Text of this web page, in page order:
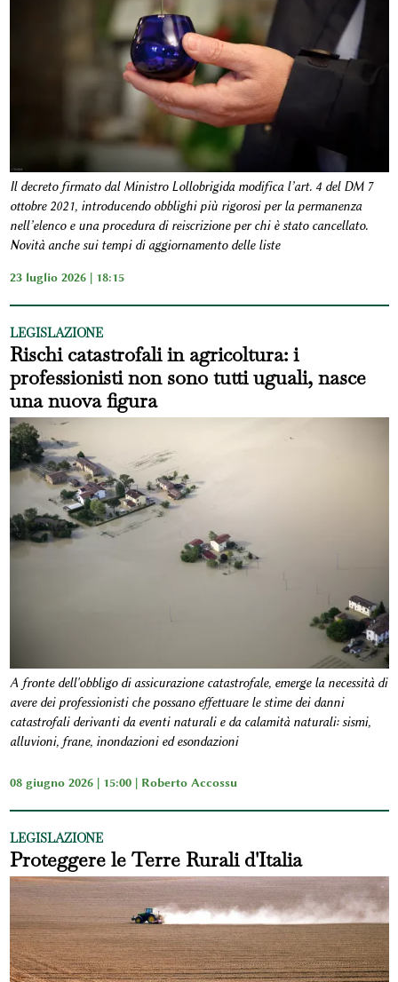
Il decreto firmato dal Ministro Lollobrigida modifica l’art. 4 del DM 7
ottobre 2021, introducendo obblighi più rigorosi per la permanenza
nell’elenco e una procedura di reiscrizione per chi è stato cancellato.
Novità anche sui tempi di aggiornamento delle liste
23 luglio 2026 | 18:15
LEGISLAZIONE
Rischi catastrofali in agricoltura: i
professionisti non sono tutti uguali, nasce
una nuova figura
A fronte dell'obbligo di assicurazione catastrofale, emerge la necessità di
avere dei professionisti che possano effettuare le stime dei danni
catastrofali derivanti da eventi naturali e da calamità naturali: sismi,
alluvioni, frane, inondazioni ed esondazioni
08 giugno 2026 | 15:00 | Roberto Accossu
LEGISLAZIONE
Proteggere le Terre Rurali d'Italia